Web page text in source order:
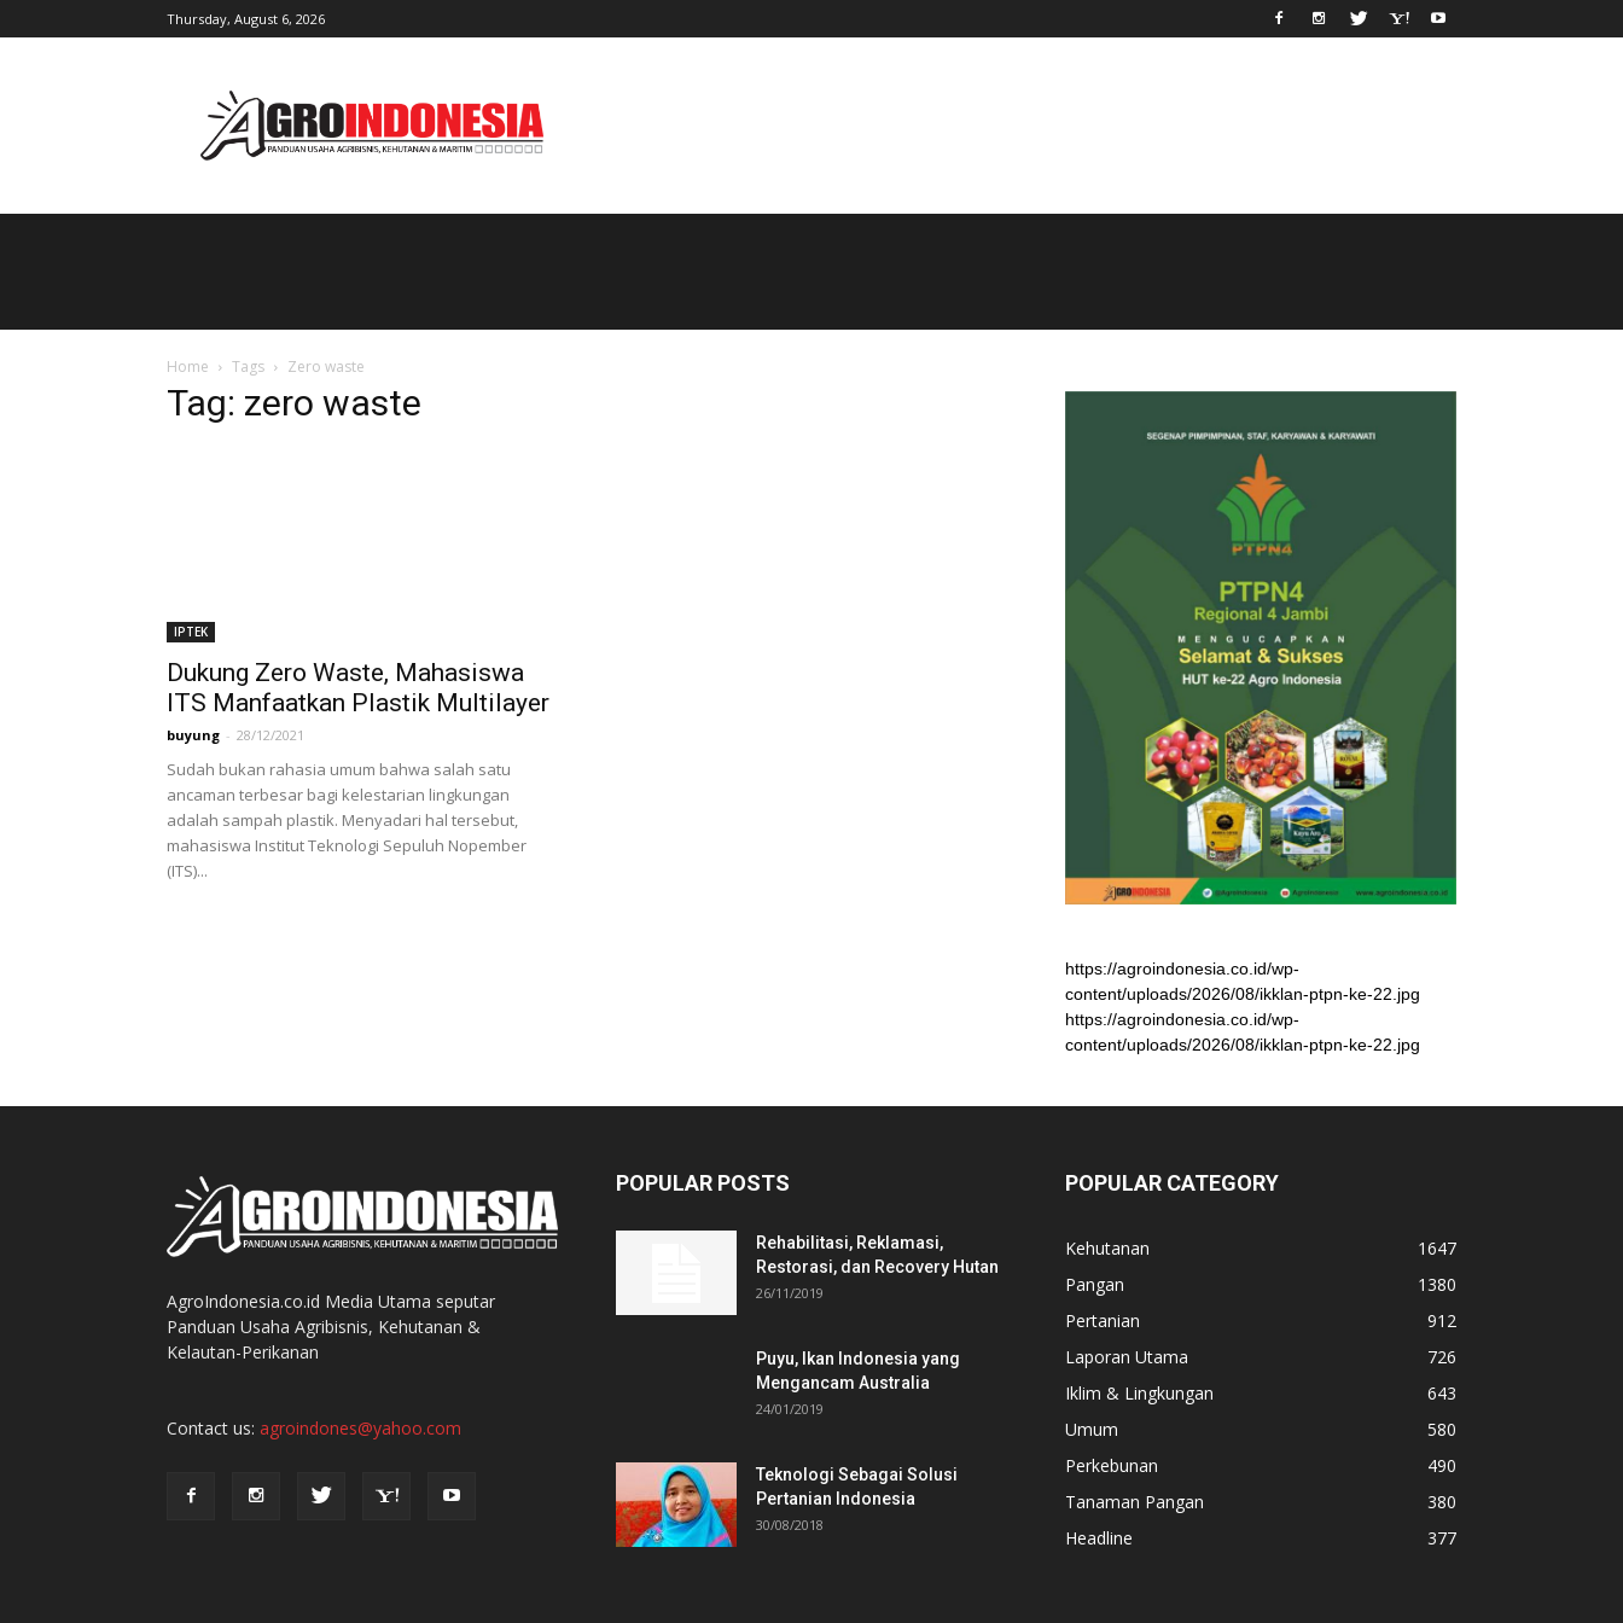
Thursday, August 6, 2026
Home Tags Zero waste
Tag: zero waste
IPTEK
Dukung Zero Waste, Mahasiswa
ITS Manfaatkan Plastik Multilayer
buyung - 28/12/2021
Sudah bukan rahasia umum bahwa salah satu
ancaman terbesar bagi kelestarian lingkungan
adalah sampah plastik. Menyadari hal tersebut,
mahasiswa Institut Teknologi Sepuluh Nopember
(ITS)...
https://agroindonesia.co.id/wp-
content/uploads/2026/08/ikklan-ptpn-ke-22.jpg
https://agroindonesia.co.id/wp-
content/uploads/2026/08/ikklan-ptpn-ke-22.jpg
AgroIndonesia.co.id Media Utama seputar
Panduan Usaha Agribisnis, Kehutanan &
Kelautan-Perikanan
Contact us: agroindones@yahoo.com
POPULAR POSTS
Rehabilitasi, Reklamasi,
Restorasi, dan Recovery Hutan
26/11/2019
Puyu, Ikan Indonesia yang
Mengancam Australia
24/01/2019
Teknologi Sebagai Solusi
Pertanian Indonesia
30/08/2018
POPULAR CATEGORY
Kehutanan
1647
Pangan
1380
Pertanian
912
Laporan Utama
726
Iklim & Lingkungan
643
Umum
580
Perkebunan
490
Tanaman Pangan
380
Headline
377